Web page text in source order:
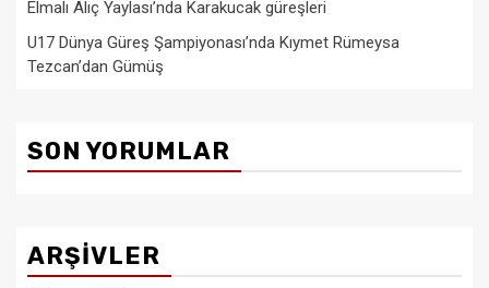
Elmalı Alıç Yaylası’nda Karakucak güreşleri
U17 Dünya Güreş Şampiyonası’nda Kıymet Rümeysa
Tezcan’dan Gümüş
SON YORUMLAR
ARŞIVLER